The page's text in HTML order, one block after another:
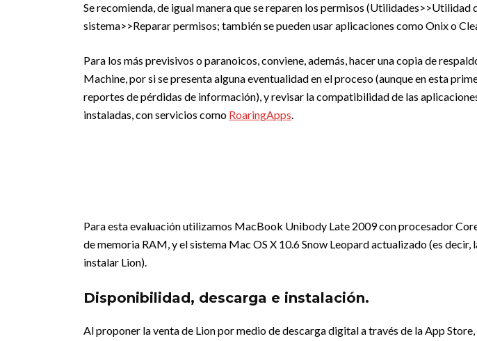
Se recomienda, de igual manera que se reparen los permisos (Utilidades>>Utilidad
sistema>>Reparar permisos; también se pueden usar aplicaciones como Onix o
Para los más previsivos o paranoicos, conviene, además, hacer una copia de
Machine, por si se presenta alguna eventualidad en el proceso (aunque en esta
reportes de pérdidas de información), y revisar la compatibilidad de las
instaladas, con servicios como RoaringApps.
Para esta evaluación utilizamos MacBook Unibody Late 2009 con procesador
de memoria RAM, y el sistema Mac OS X 10.6 Snow Leopard actualizado (es decir,
instalar Lion).
Disponibilidad, descarga e instalación.
Al proponer la venta de Lion por medio de descarga digital a través de la App